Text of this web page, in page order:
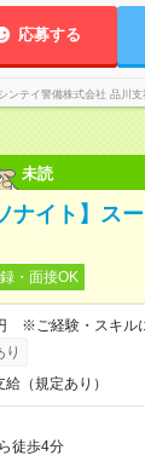
応募する
シンテイ警備株式会社 品川支
未読
ナイト】ス
・面接OK
※ご経験・スキル
り
（規定あり）
徒歩4分